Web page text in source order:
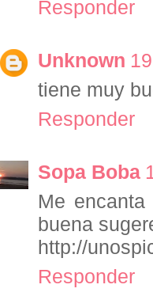
Responder
Unknown
tiene muy
Responder
Sopa Boba
Me
buena
http://
Responder